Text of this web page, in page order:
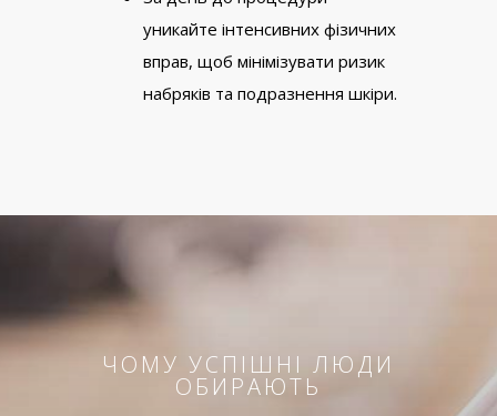
уникайте інтенсивних фізичних
вправ, щоб мінімізувати ризик
набряків та подразнення шкіри.
ЧОМУ УСПІШНІ ЛЮДИ
ОБИРАЮТЬ